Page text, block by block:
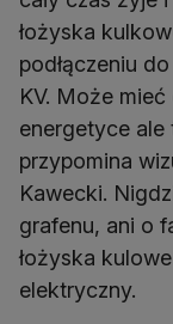
łożyska
podłączeniu
KV. Może
energetyce ale
przypomina
Kawecki.
grafenu, ani o
łożyska
elektryczny.